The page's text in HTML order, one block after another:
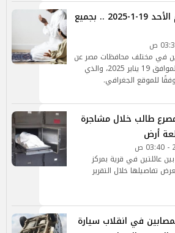
موعد أذان الفجر اليوم الأحد 19-1-2025 .. بجميع
في مختلف محافظات مصر عن
موعد أذان الفجر اليوم الا الموافق 19 يناير 2025، والذي
للموقع الجغرافي.
طالب خلال مشاجرة
أرض
عائلتين في قرية بمركز
تفاصيلها خلال التقرير
في انقلاب سيارة